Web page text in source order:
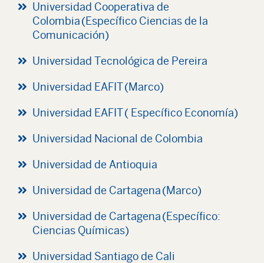
Universidad Cooperativa de
Colombia (Específico Ciencias de la
Comunicación)
Universidad Tecnológica de Pereira
Universidad EAFIT (Marco)
Universidad EAFIT ( Específico Economía)
Universidad Nacional de Colombia
Universidad de Antioquia
Universidad de Cartagena (Marco)
Universidad de Cartagena (Específico:
Ciencias Químicas)
Universidad Santiago de Cali